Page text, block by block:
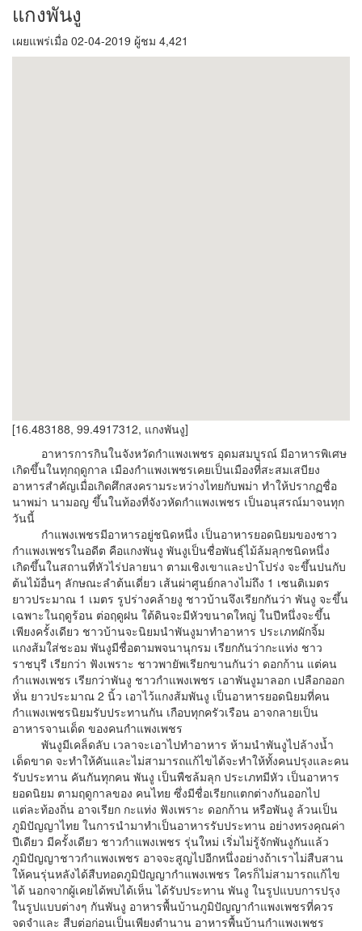
แกงพันงู
เผยแพร่เมื่อ 02-04-2019 ผู้ชม 4,421
[16.483188, 99.4917312, แกงพันงู]
อาหารการกินในจังหวัดกำแพงเพชร อุดมสมบูรณ์ มีอาหารพิเศษ
เกิดขึ้นในทุกฤดูกาล เมืองกำแพงเพชรเคยเป็นเมืองที่่สะสมเสบียง
อาหารสำคัญเมื่อเกิดศึกสงครามระหว่างไทยกับพม่า ทำให้ปรากฏชื่อ
นาพม่า นามอญ ขึ้นในท้องที่จังวหัดกำแพงเพชร เป็นอนุสรณ์มาจนทุก
วันนี้
กำแพงเพชรมีอาหารอยู่ชนิดหนึ่ง เป็นอาหารยอดนิยมของชาว
กำแพงเพชรในอดีต คือแกงพันงู พันงูเป็นชื่อพันธุ์ไม้ล้มลุกชนิดหนึ่ง
เกิดขึ้นในสถานที่หัวไร่ปลายนา ตามเชิงเขาและป่าโปร่ง จะขึ้นปนกับ
ต้นไม้อื่นๆ ลักษณะลำต้นเดี่ยว เส้นผ่าศูนย์กลางไม่ถึง 1 เซนติเมตร
ยาวประมาณ 1 เมตร รูปร่างคล้ายงู ชาวบ้านจึงเรียกกันว่า พันงู จะขึ้น
เฉพาะในฤดูร้อน ต่อฤดูฝน ใต้ดินจะมีหัวขนาดใหญ่ ในปีหนึ่งจะขึ้น
เพียงครั้งเดียว ชาวบ้านจะนิยมนำพันงูมาทำอาหาร ประเภทผักจิ้ม
แกงส้มใส่ชะอม พันงูมีชื่อตามพจนานุกรม เรียกกันว่ากะแท่ง ชาว
ราชบุรี เรียกว่า ฟังเพราะ ชาวพายัพเรียกขานกันว่า ดอกก้าน แต่คน
กำแพงเพชร เรียกว่าพันงู ชาวกำแพงเพชร เอาพันงูมาลอก เปลือกออก
หั่น ยาวประมาณ 2 นิ้ว เอาไว้แกงส้มพันงู เป็นอาหารยอดนิยมที่คน
กำแพงเพชรนิยมรับประทานกัน เกือบทุกครัวเรือน อาจกลายเป็น
อาหารจานเด็ด ของคนกำแพงเพชร
พันงูมีเคล็ดลับ เวลาจะเอาไปทำอาหาร ห้ามนำพันงูไปล้างน้ำ
เด็ดขาด จะทำให้คันและไม่สามารถแก้ไขได้จะทำให้ทั้งคนปรุงและคน
รับประทาน คันกันทุกคน พันงู เป็นพืชล้มลุก ประเภทมีหัว เป็นอาหาร
ยอดนิยม ตามฤดูกาลของ คนไทย ซึ่งมีชื่อเรียกแตกต่างกันออกไป
แต่ละท้องถิ่น อาจเรียก กะแท่ง ฟังเพราะ ดอกก้าน หรือพันงู ล้วนเป็น
ภูมิปัญญาไทย ในการนำมาทำเป็นอาหารรับประทาน อย่างทรงคุณค่า
ปีเดียว มีครั้งเดียว ชาวกำแพงเพชร รุ่นใหม่ เริ่มไม่รู้จักพันงูกันแล้ว
ภูมิปัญญาชาวกำแพงเพชร อาจจะสูญไปอีกหนึ่งอย่างถ้าเราไม่สืบสาน
ให้คนรุ่นหลังได้สืบทอดภูมิปัญญากำแพงเพชร ใครก็ไม่สามารถแก้ไข
ได้ นอกจากผู้เคยได้พบได้เห็น ได้รับประทาน พันงู ในรูปแบบการปรุง
ในรูปแบบต่างๆ กันพันงู อาหารพื้นบ้านภูมิปัญญากำแพงเพชรที่ควร
จดจำและ สืบต่อก่อนเป็นเพียงตำนาน อาหารพื้นบ้านกำแพงเพชร